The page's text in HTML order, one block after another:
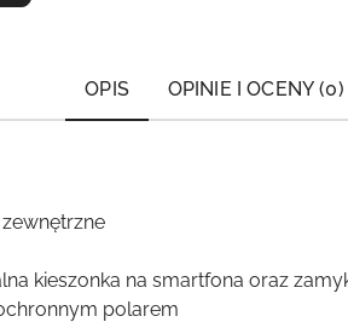
OPIS OPINIE I OCENY (0)
kieszonka na smartfona oraz
polarem